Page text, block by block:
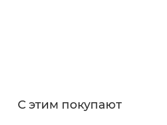
С этим покупают